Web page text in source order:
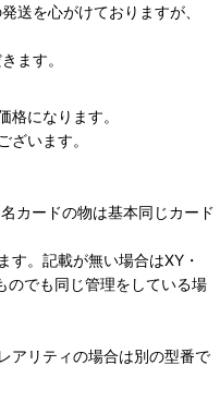
送を心がけておりますが、
ます。
格になります。
ざいます。
カードの物は基本同じカード
す。記載が無い場合はXY・
のでも同じ管理をしている場
アリティの場合は別の型番で